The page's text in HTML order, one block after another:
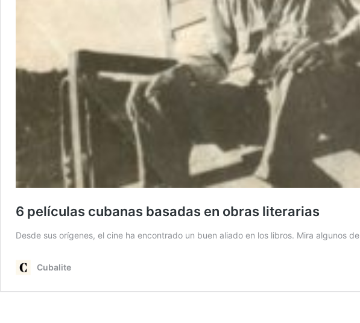
6 películas cubanas basadas en obras literarias
Desde sus orígenes, el cine ha encontrado un buen aliado en los libros. Mira algunos
Cubalite